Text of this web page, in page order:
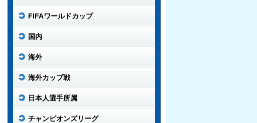
FIFAワールドカップ
国内
海外
海外カップ戦
日本人選手所属
チャンピオンズリーグ